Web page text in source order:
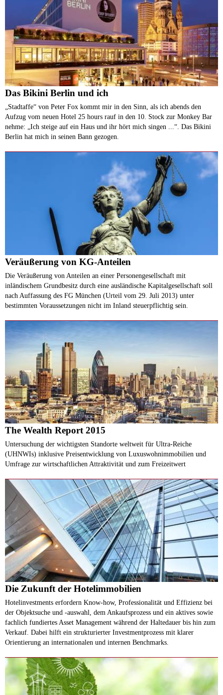
Das Bikini Berlin und ich
„Stadtaffe“ von Peter Fox kommt mir in den Sinn, als ich abends den
Aufzug vom neuen Hotel 25 hours rauf in den 10. Stock zur Monkey Bar
nehme: „Ich steige auf ein Haus und ihr hört mich singen ...“. Das Bikini
Berlin hat mich in seinen Bann gezogen.
Veräußerung von KG-Anteilen
​Die Veräußerung von Anteilen an einer Personengesellschaft mit
inländischem Grundbesitz durch eine ausländische Kapitalgesellschaft soll
nach Auffassung des FG München (Urteil vom 29. Juli 2013) unter
bestimmten Voraussetzungen nicht im Inland steuerpflichtig sein.
The Wealth Report 2015
Untersuchung der wichtigsten Standorte weltweit für Ultra-Reiche
(UHNWIs) inklusive Preisentwicklung von Luxuswohnimmobilien und
Umfrage zur wirtschaftlichen Attraktivität und zum Freizeitwert
Die Zukunft der Hotelimmobilien
Hotelinvestments erfordern Know-how, Professionalität und Effizienz bei
der Objektsuche und -auswahl, dem Ankaufsprozess und ein aktives sowie
fachlich fundiertes Asset Management während der Haltedauer bis hin zum
Verkauf. Dabei hilft ein strukturierter Investmentprozess mit klarer
Orientierung an internationalen und internen Benchmarks.